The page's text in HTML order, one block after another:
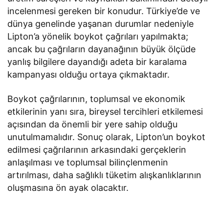
incelenmesi gereken bir konudur. Türkiye’de ve
dünya genelinde yaşanan durumlar nedeniyle
Lipton’a yönelik boykot çağrıları yapılmakta;
ancak bu çağrıların dayanağının büyük ölçüde
yanlış bilgilere dayandığı adeta bir karalama
kampanyası olduğu ortaya çıkmaktadır.
Boykot çağrılarının, toplumsal ve ekonomik
etkilerinin yanı sıra, bireysel tercihleri etkilemesi
açısından da önemli bir yere sahip olduğu
unutulmamalıdır. Sonuç olarak, Lipton’un boykot
edilmesi çağrılarının arkasındaki gerçeklerin
anlaşılması ve toplumsal bilinçlenmenin
artırılması, daha sağlıklı tüketim alışkanlıklarının
oluşmasına ön ayak olacaktır.